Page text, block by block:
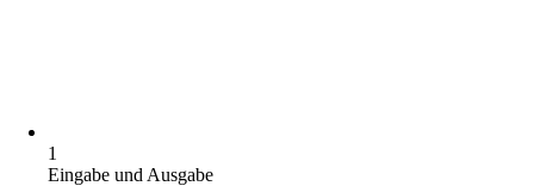
1
Eingabe und Ausgabe